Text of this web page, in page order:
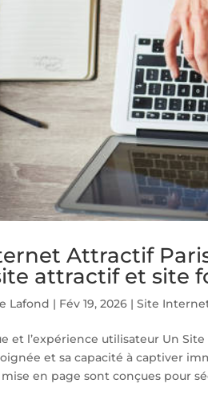
Attractif
attractif et site
Lafond | Fév 19, 2026 |Site
et l’expérience utilisateur Un
et sa capacité à captiver
en page sont conçues pour